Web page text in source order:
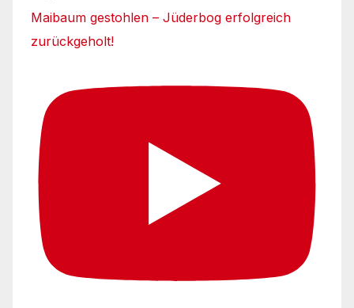
Maibaum gestohlen – Jüderbog erfolgreich
zurückgeholt!